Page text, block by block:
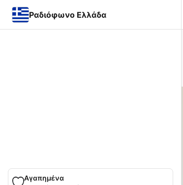
Ραδιόφωνο Ελλάδα
Αγαπημένα